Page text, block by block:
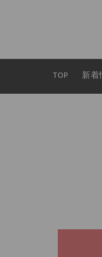
TOP 新着